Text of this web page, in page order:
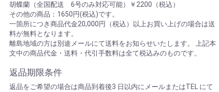
胡蝶蘭（全国配送 6号のみ対応可能）￥2200（税込）
その他の商品：1650円(税込)です。
一箇所につき商品代金20,000円（税込）以上お買い上げの場合は送
料が無料となります。
離島地域の方は別途メールにて送料をお知らせいたします。 上記本
文中の商品代金・送料・代引手数料は全て税込みのものです。
返品期限条件
返品をご希望の場合は商品到着後3 日以内にメールまたはTEL にて